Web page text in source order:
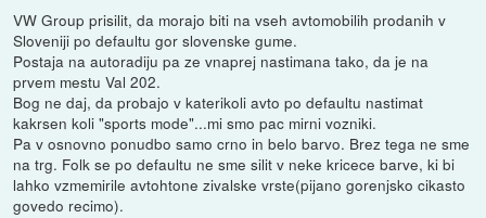
VW Group prisilit, da morajo biti na vseh avtomobilih prodanih v
Sloveniji po defaultu gor slovenske gume.
Postaja na autoradiju pa ze vnaprej nastimana tako, da je na
prvem mestu Val 202.
Bog ne daj, da probajo v katerikoli avto po defaultu nastimat
kakrsen koli "sports mode"...mi smo pac mirni vozniki.
Pa v osnovno ponudbo samo crno in belo barvo. Brez tega ne sme
na trg. Folk se po defaultu ne sme silit v neke kricece barve, ki bi
lahko vzmemirile avtohtone zivalske vrste(pijano gorenjsko cikasto
govedo recimo).